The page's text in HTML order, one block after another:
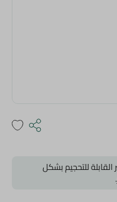
للتحجيم بشكل